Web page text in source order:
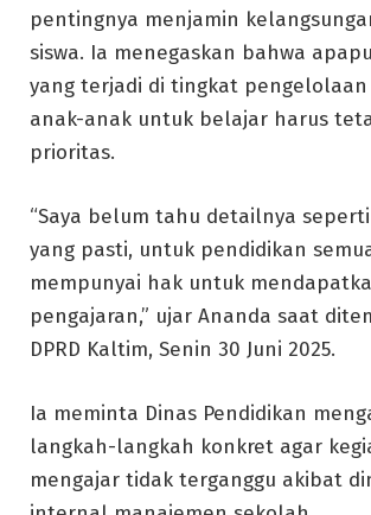
pentingnya menjamin
siswa. Ia menegaskan bahwa
yang terjadi di tingkat
anak-anak untuk belajar harus
prioritas.
“Saya belum tahu detailnya
yang pasti, untuk pendidikan
mempunyai hak untuk
pengajaran,” ujar Ananda saat
DPRD Kaltim, Senin 30 Juni 2025.
Ia meminta Dinas Pendidikan
langkah-langkah konkret agar
mengajar tidak terganggu akibat